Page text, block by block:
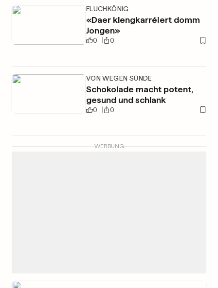
FLUCHKÖNIG
«Daer klengkarréiert domm
Jongen»
0 0
VON WEGEN SÜNDE
Schokolade macht potent,
gesund und schlank
0 0
WERBUNG